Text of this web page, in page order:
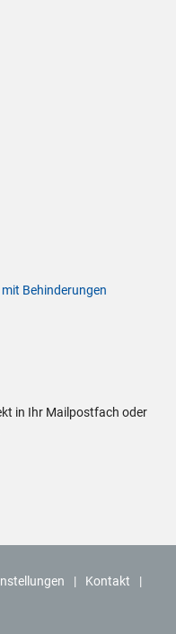
Behinderungen
in Ihr Mailpostfach oder
Kontakt